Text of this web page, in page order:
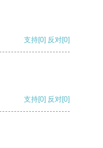
支持[0] 反对[0]
支持[0] 反对[0]